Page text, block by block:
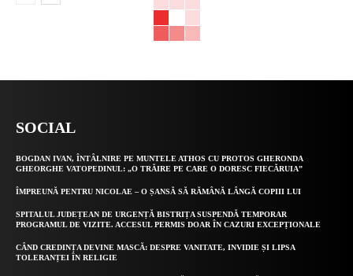
SOCIAL
BOGDAN IVAN, ÎNTÂLNIRE PE MUNTELE ATHOS CU PROTOS GHERONDA
GHEORGHE VATOPEDINUL: „O TRĂIRE PE CARE O DORESC FIECĂRUIA”
ÎMPREUNĂ PENTRU NICOLAE – O ȘANSĂ SĂ RĂMÂNĂ LÂNGĂ COPIII LUI
SPITALUL JUDEȚEAN DE URGENȚĂ BISTRIȚA SUSPENDĂ TEMPORAR
PROGRAMUL DE VIZITE. ACCESUL PERMIS DOAR ÎN CAZURI EXCEPȚIONALE
CÂND CREDINȚA DEVINE MASCĂ: DESPRE VANITATE, INVIDIE ȘI LIPSA
TOLERANȚEI ÎN RELIGIE